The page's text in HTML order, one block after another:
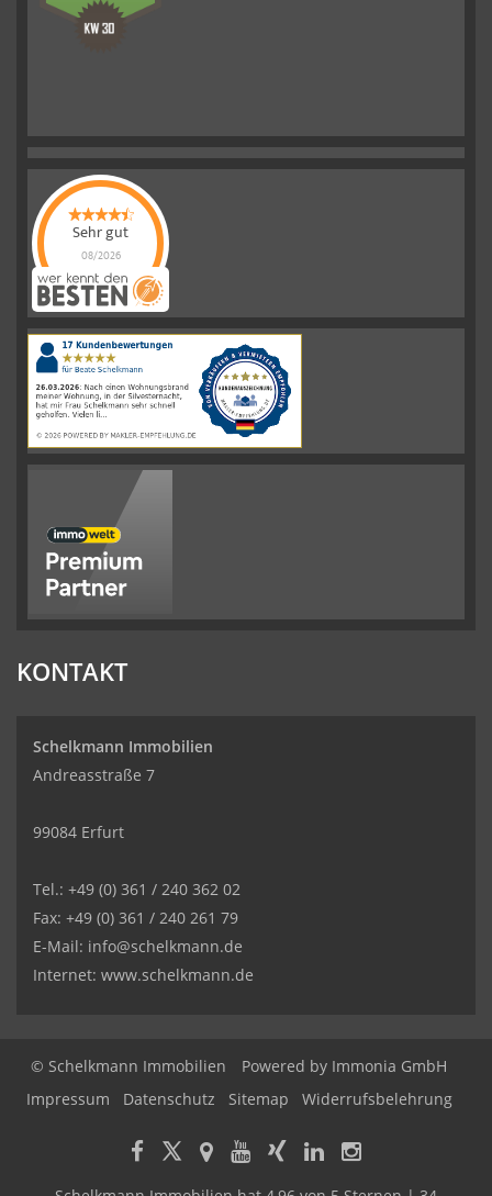
Sehr gut
08/2026
Schelkmann
Immobilienhat
|110Schelkmann
ImmobilienBewertungen
auf
werkenntdenBESTEN.de
KONTAKT
Schelkmann Immobilien
Andreasstraße 7
99084 Erfurt
Tel.: +49 (0) 361 / 240 362 02
Fax: +49 (0) 361 / 240 261 79
E-Mail: info@schelkmann.de
Internet: www.schelkmann.de
© Schelkmann Immobilien Powered by Immonia GmbH
Impressum
Datenschutz Sitemap Widerrufsbelehrung